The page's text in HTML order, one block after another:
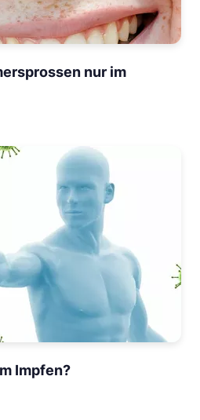
nur im
Impfen?